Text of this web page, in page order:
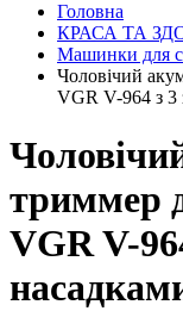
Головна
КРАСА ТА
Машинки для
Чоловічий
VGR V-964 з
триммер
VGR V-